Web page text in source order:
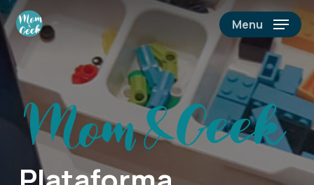
Skip
to
main
content
Menu